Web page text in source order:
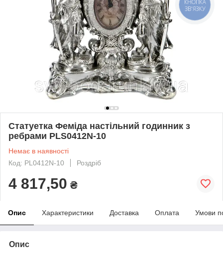
Статуетка Феміда настільний годинник з
ребрами PLS0412N-10
Немає в наявності
Код: PL0412N-10
Роздріб
4 817,50 ₴
Опис Характеристики Доставка Оплата Умови
Опис
КНОПКА
ЗВ'ЯЗКУ